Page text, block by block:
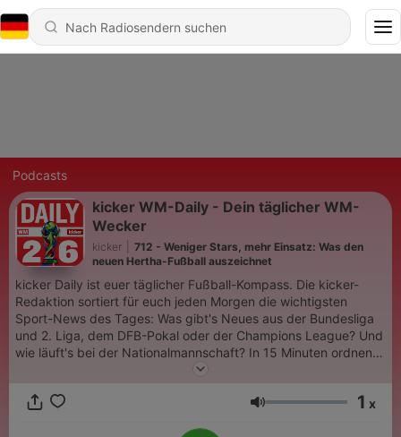
Podcasts
kicker WM-Daily - Dein täglicher WM-
Wecker
kicker
712 - Weniger Stars, mehr Einsatz: Was den
neuen Hertha-Fußball auszeichnet
kicker Daily ist euer täglicher Fußball-Kompass. Die kicker-
Redaktion sortiert für euch jeden Morgen die wichtigsten
Sport-News des Tages: Was gibt's Neues aus der Bundesliga
und 2. Liga, dem DFB-Pokal oder der Champions League? Und
wie läuft's bei der Nationalmannschaft? In 15 Minuten ordnen
unsere Hosts gemeinsam mit unseren Reportern vor Ort und
euch fachliche Analysen und verlässliche Hintergründe. Dazu
Lautstärke 1 x